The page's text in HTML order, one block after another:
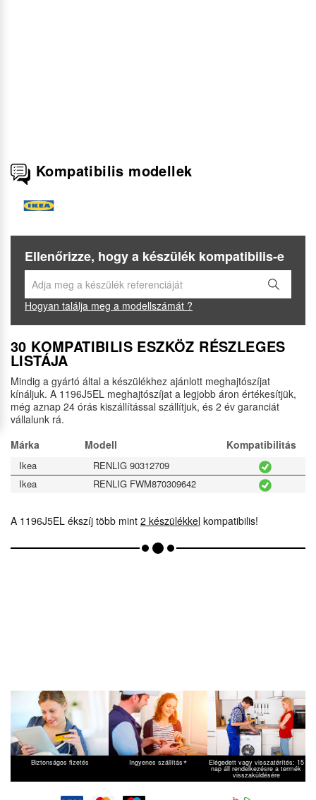
Kompatibilis modellek
Ellenőrizze, hogy a készülék kompatibilis-e
Hogyan találja meg a modellszámát ?
30 KOMPATIBILIS ESZKÖZ RÉSZLEGES
LISTÁJA
Mindig a gyártó által a készülékhez ajánlott meghajtószíjat
kínáljuk. A 1196J5EL meghajtószíjat a legjobb áron értékesítjük,
még aznap 24 órás kiszállítással szállítjuk, és 2 év garanciát
vállalunk rá.
Márka
Modell Kompatibilitás
Ikea
RENLIG 90312709
Ikea
RENLIG FWM870309642
A 1196J5EL ékszíj több mint 2 készülékkel kompatibilis!
Biztonságos fizetés Ingyenes szállítás* Elégedett vagy visszatérítés: 15
nap áll rendelkezésre a termék
visszaküldésére